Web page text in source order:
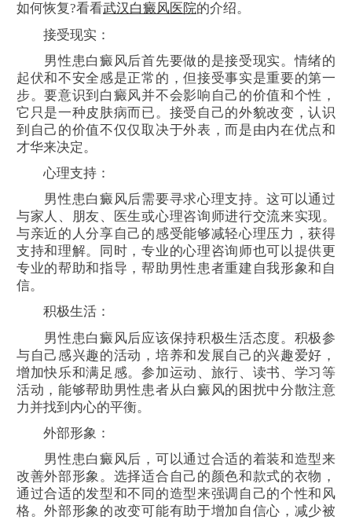
如何恢复?看看武汉白癜风医院的介绍。
接受现实：
男性患白癜风后首先要做的是接受现实。情绪的
起伏和不安全感是正常的，但接受事实是重要的第一
步。要意识到白癜风并不会影响自己的价值和个性，
它只是一种皮肤病而已。接受自己的外貌改变，认识
到自己的价值不仅仅取决于外表，而是由内在优点和
才华来决定。
心理支持：
男性患白癜风后需要寻求心理支持。这可以通过
与家人、朋友、医生或心理咨询师进行交流来实现。
与亲近的人分享自己的感受能够减轻心理压力，获得
支持和理解。同时，专业的心理咨询师也可以提供更
专业的帮助和指导，帮助男性患者重建自我形象和自
信。
积极生活：
男性患白癜风后应该保持积极生活态度。积极参
与自己感兴趣的活动，培养和发展自己的兴趣爱好，
增加快乐和满足感。参加运动、旅行、读书、学习等
活动，能够帮助男性患者从白癜风的困扰中分散注意
力并找到内心的平衡。
外部形象：
男性患白癜风后，可以通过合适的着装和造型来
改善外部形象。选择适合自己的颜色和款式的衣物，
通过合适的发型和不同的造型来强调自己的个性和风
格。外部形象的改变可能有助于增加自信心，减少被